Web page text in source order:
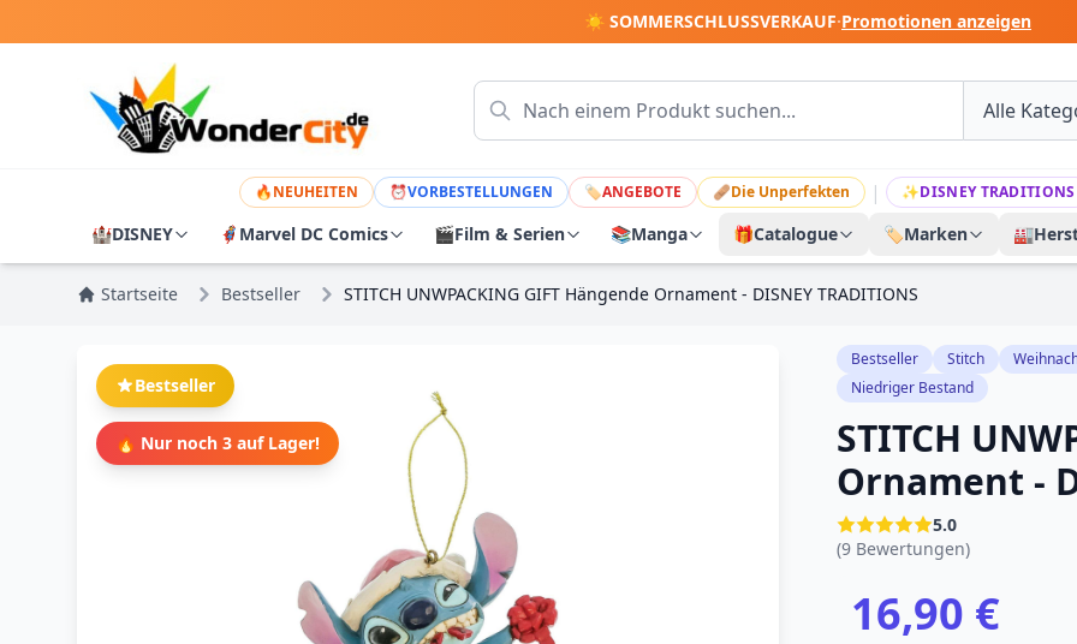
☀️ SOMMERSCHLUSSVERKAUF·Promotionen anzeigen
🔥NEUHEITEN ⏰VORBESTELLUNGEN 🏷ANGEBOTE 🩹Die Unperfekten | ✨DISNEY TRADITIONS
🏰DISNEY 🦸 Marvel DC Comics 🎬Film & Serien 📚Manga 🎁Catalogue 🏷️Marken 🏭
Startseite Bestseller STITCH UNWPACKING GIFT Hängende Ornament - DISNEY TRADITIONS
Bestseller
🔥 Nur noch 3 auf Lager!
Bestseller Stitch
Niedriger Bestand
STITCH
Ornament -
5.0
(9 Bewertungen)
16,90 €